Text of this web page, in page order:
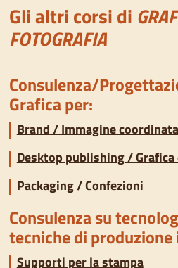
Gli altri corsi di
FOTOGRAFIA
Consulenza/
Grafica per:
Brand / Immagine coordinata
Desktop publishing /
Packaging / Confezioni
Consulenza su
tecniche di
Supporti per la stampa